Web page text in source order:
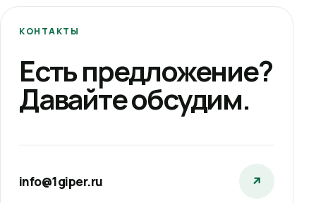
КОНТАКТЫ
Есть предложение?
Давайте обсудим.
info@1giper.ru ↗